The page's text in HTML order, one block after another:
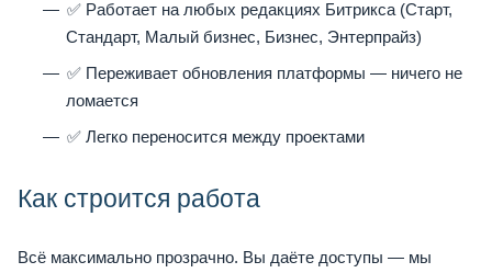
✅ Работает на любых редакциях Битрикса (Старт,
Стандарт, Малый бизнес, Бизнес, Энтерпрайз)
✅ Переживает обновления платформы — ничего не
ломается
✅ Легко переносится между проектами
Как строится работа
Всё максимально прозрачно. Вы даёте доступы — мы